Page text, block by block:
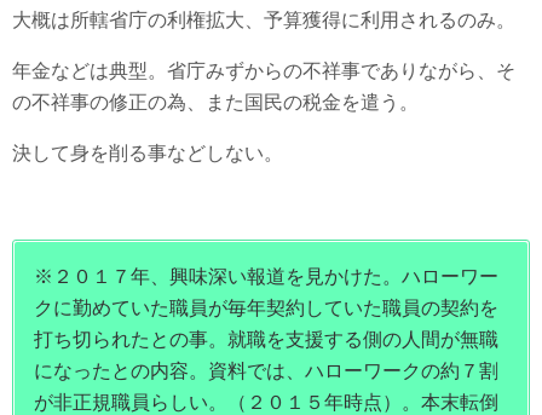
大概は所轄省庁の利権拡大、予算獲得に利用されるのみ。
年金などは典型。省庁みずからの不祥事でありながら、そ
の不祥事の修正の為、また国民の税金を遣う。
決して身を削る事などしない。
※２０１７年、興味深い報道を見かけた。ハローワー
クに勤めていた職員が毎年契約していた職員の契約を
打ち切られたとの事。就職を支援する側の人間が無職
になったとの内容。資料では、ハローワークの約７割
が非正規職員らしい。（２０１５年時点）。本末転倒